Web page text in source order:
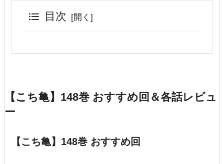
目次
【こち亀】148巻 おすすめ回＆各話レビュ
ー
【こち亀】148巻 おすすめ回